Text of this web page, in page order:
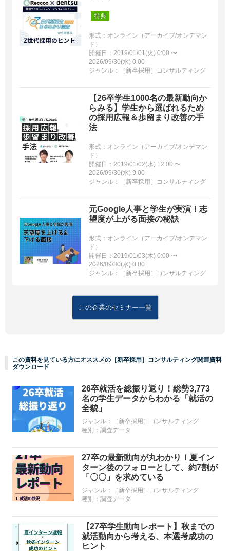
特典
形式：オンライン（アーカイブ/オンデマン
ド）
開催日：2019/01/01(火) 0:00 〜
2026/09/30(水) 0:00
ジャンル：［新卒採用］コンサルティング
【26卒学生1000名の最新動向か
らみる】学生から選ばれるため
の採用広報＆歩留まり改善の手
法
形式：オンライン（アーカイブ/オンデマン
ド）
開催日：2019/01/02(水) 12:00 〜
2026/09/30(水) 9:00
ジャンル：［新卒採用］コンサルティング
元Google人事と学生が実演！志
望度が上がる面接の秘訣
形式：オンライン（アーカイブ/オンデマン
ド）
開催日：2019/01/03(木) 0:00 〜
2026/09/30(水) 0:00
ジャンル：［新卒採用］コンサルティング
この企業のセミナー一覧
この資料を見ている方にオススメの［新卒採用］コンサルティング関連資料
ダウンロード
26卒就活を総振り返り！総勢3,773
名の学生データからわかる「就活の
全貌」
ジャンル：
［新卒採用］コンサルティング
種別： 調査データ
27卒の最新動向が丸わかり！夏イン
ターン後のフォローとして、約7割が
「〇〇」を求めている
ジャンル：
［新卒採用］コンサルティング
種別： 調査データ
【27卒学生動向レポート】秋までの
就活動向から考える、本選考成功の
ヒント